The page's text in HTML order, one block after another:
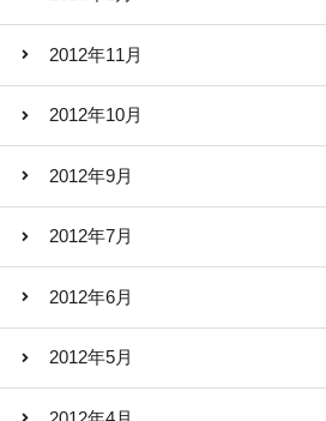
2012年11月
2012年10月
2012年9月
2012年7月
2012年6月
2012年5月